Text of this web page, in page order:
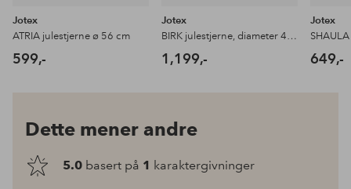
Jotex
ATRIA julestjerne ø 56 cm
599,-
Jotex
BIRK julestjerne, diameter 45 cm
1,199,-
Jotex
649,-
Dette mener andre
5.0 basert på 1 karaktergivninger